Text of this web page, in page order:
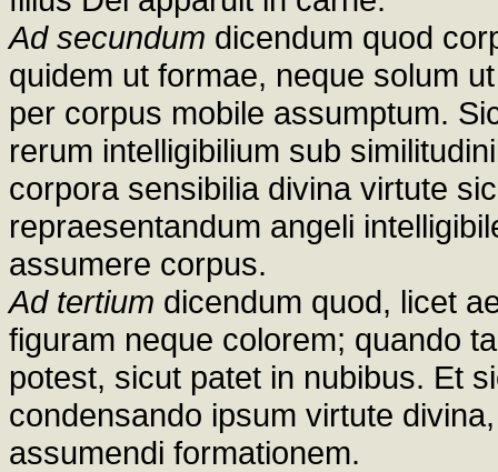
Ad secundum dicendum quod
quidem ut formae, neque solum
per corpus mobile assumptum.
rerum intelligibilium sub
corpora sensibilia divina virtute
repraesentandum angeli
assumere corpus.
Ad tertium dicendum quod, licet
figuram neque colorem; quando
potest, sicut patet in nubibus. Et
condensando ipsum virtute
assumendi formationem.